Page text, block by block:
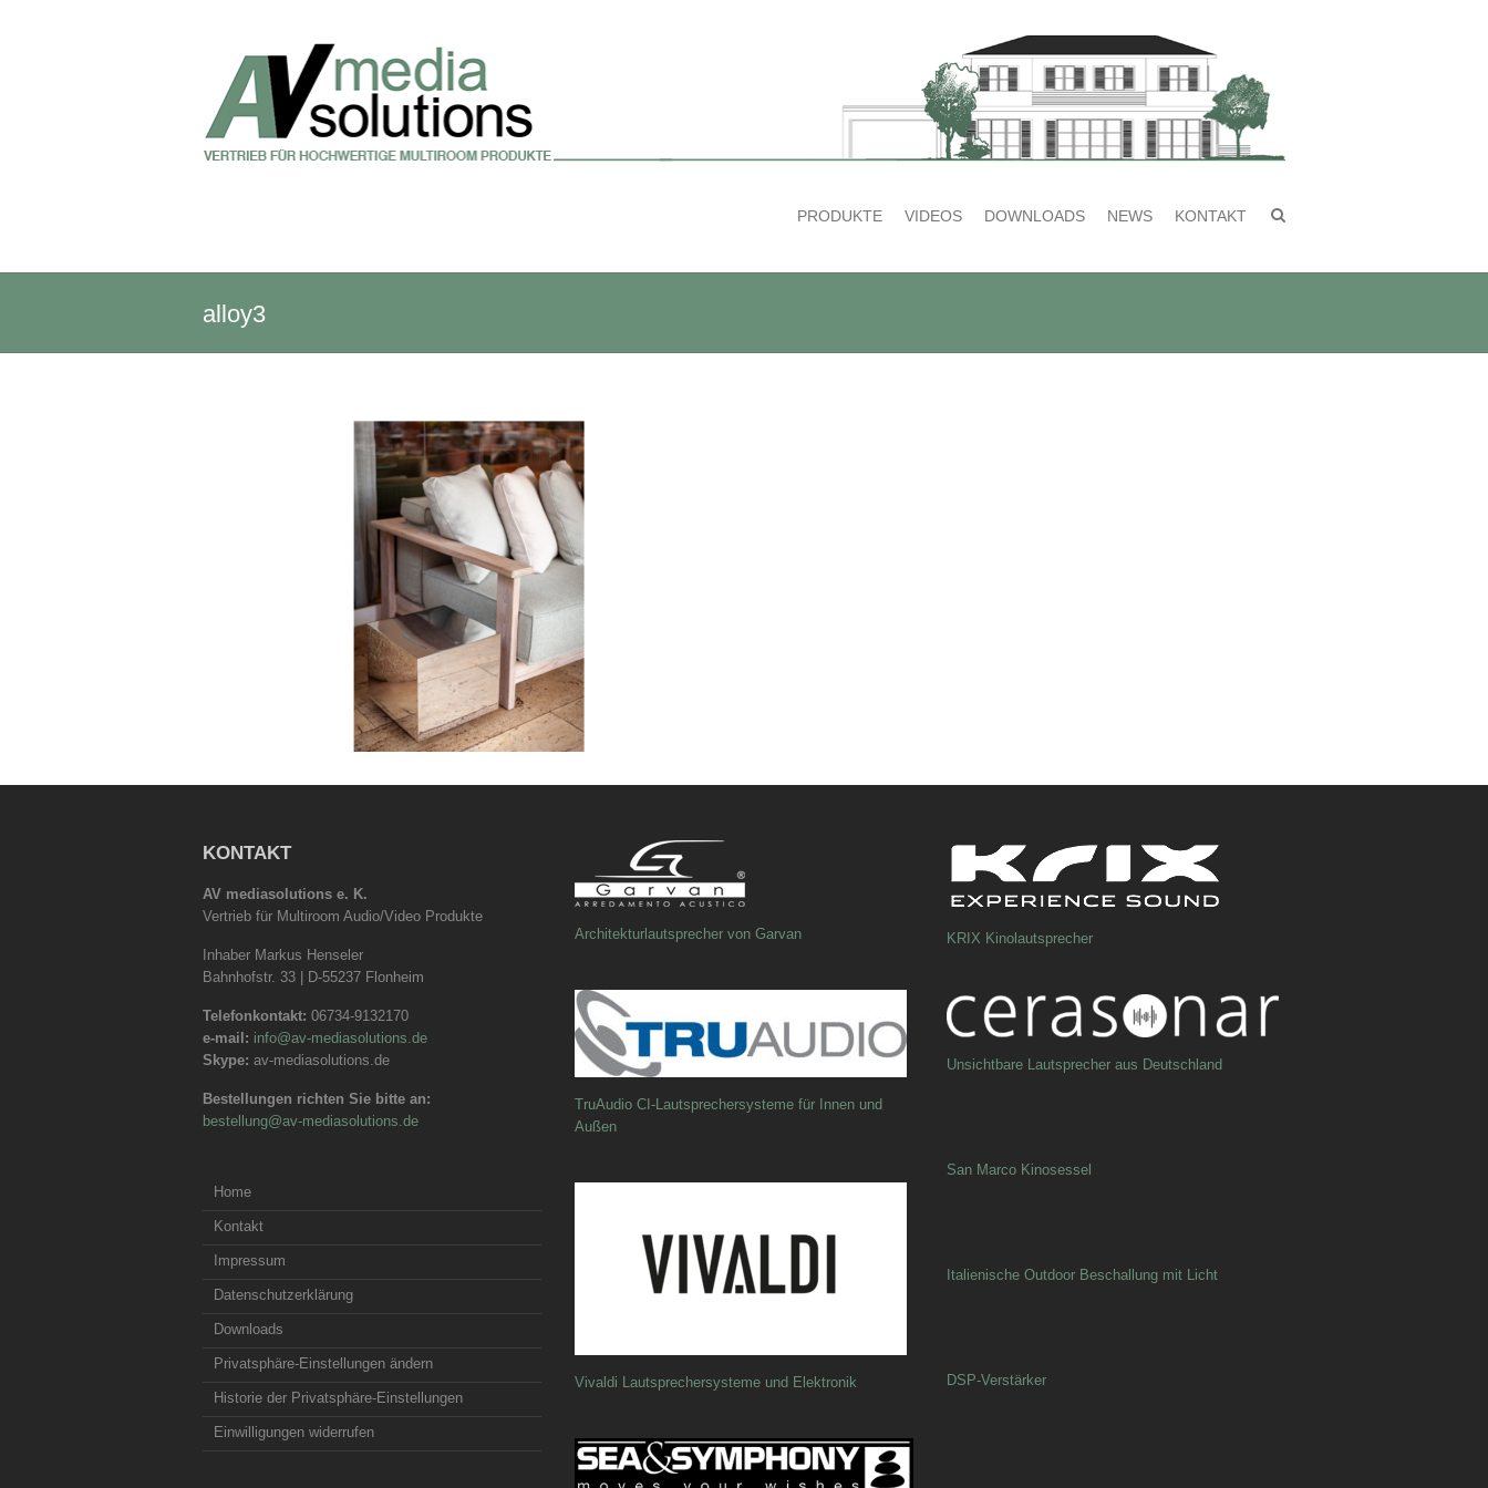
PRODUKTE VIDEOS DOWNLOADS NEWS KONTAKT
alloy3
KONTAKT
AV mediasolutions e. K.
Vertrieb für Multiroom Audio/Video Produkte
Inhaber Markus Henseler
Bahnhofstr. 33 | D-55237 Flonheim
Telefonkontakt: 06734-9132170
e-mail: info@av-mediasolutions.de
Skype: av-mediasolutions.de
Bestellungen richten Sie bitte an:
bestellung@av-mediasolutions.de
Home
Kontakt
Impressum
Datenschutzerklärung
Downloads
Privatsphäre-Einstellungen ändern
Historie der Privatsphäre-Einstellungen
Einwilligungen widerrufen
Architekturlautsprecher von Garvan
TruAudio CI-Lautsprechersysteme für Innen und
Außen
Vivaldi Lautsprechersysteme und Elektronik
KRIX Kinolautsprecher
Unsichtbare Lautsprecher aus Deutschland
San Marco Kinosessel
Italienische Outdoor Beschallung mit Licht
DSP-Verstärker